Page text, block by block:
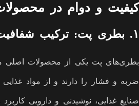
کیفیت و دوام در
۱. بطری پت: ترکیب شفافیت، مقاومت و طراحی مدرن
بطری‌های پت یکی از محصولات اصلی
ضربه و فشار را دارند و از مواد
صنایع غذایی، نوشیدنی و دارویی